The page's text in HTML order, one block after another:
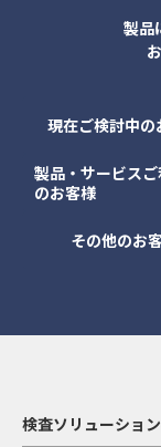
製品
現在ご検討中の
製品・サービス
のお客様
その他のお
検査ソリューショ